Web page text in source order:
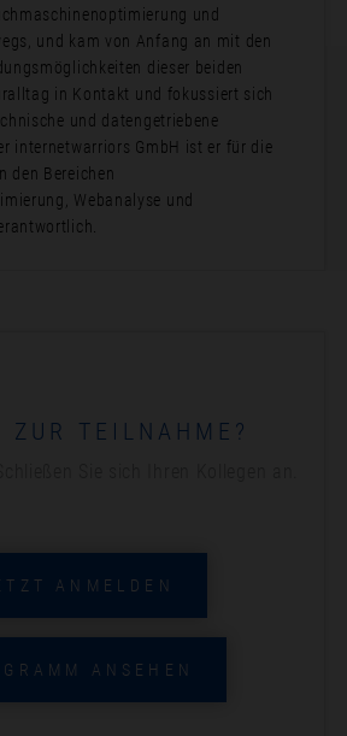
und
und kam von Anfang an mit den
dieser beiden
in Kontakt und fokussiert sich
und datengetriebene
internetwarriors GmbH ist er für die
den Bereichen
Webanalyse und
ZUR TEILNAHME?
ANMELDEN
ANSEHEN